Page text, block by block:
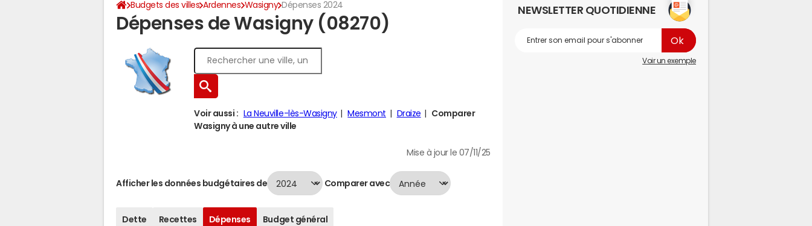
Budgets des villes Ardennes Wasigny Dépenses 2024
Dépenses de Wasigny (08270)
Voir aussi : La Neuville-lès-Wasigny Mesmont Draize
Comparer
Wasigny à une autre ville
Mise à jour le 07/11/25
Afficher les données budgétaires de Comparer avec
Dette Recettes Dépenses Budget général
NEWSLETTER QUOTIDIENNE
Voir un exemple